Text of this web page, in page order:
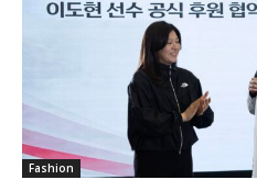
Fashion